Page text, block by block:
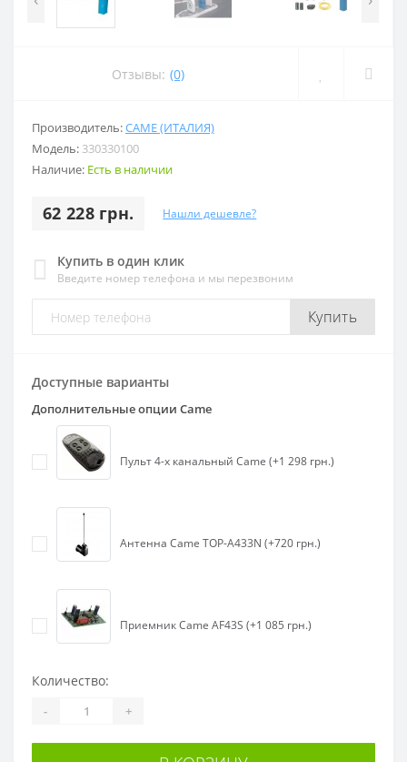
Отзывы: (0)
Производитель:CAME (ИТАЛИЯ)
Модель: 330330100
Наличие: Есть в наличии
62 228 грн. Нашли дешевле?
Купить в один клик
Введите номер телефона и мы перезвоним
Купить
Доступные варианты
Дополнительные опции Came
Пульт 4-х канальный Came (+1 298 грн.)
Антенна Came TOP-A433N (+720 грн.)
Приемник Came AF43S (+1 085 грн.)
Количество:
- +